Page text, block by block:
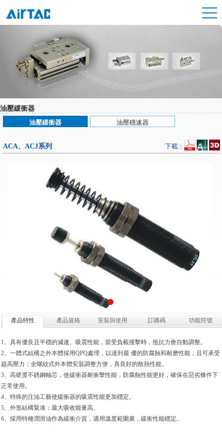
油壓緩衝器
油壓緩衝器
油壓穩速器
ACA、ACJ系列 下載：
產品特性 產品規格 安裝與使用 訂購碼 功能符號
1、具有優良且平穩的減速、吸震性能，當受負載撞擊時，抵抗力會自動調整。
2、一體式結構之外本體採用QPQ處理，以達到最 優的防腐蝕和耐磨性能，且可承受
超高壓力；全螺紋式外本體安裝調整方便，具良好的散熱性能。
3、高硬度不銹鋼軸芯，使緩衝器耐衝擊性能，防腐蝕性能更好，確保在惡劣條件下
正常使用。
4、特殊的注油工藝使緩衝器的吸震性能更加穩定。
5、外形結構緊湊；最大吸收能量高。
6、採用特種潤滑油作為緩衝介質，適用溫度範圍廣，緩衝性能穩定。